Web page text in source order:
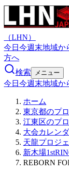
（LHN）
今日 今週末地域か
方へ
検索
メニュー
今日 今週末地域か
ホーム
東京都のプ
江東区のプ
大会カレン
天龍プロジ
新木場
REBORN